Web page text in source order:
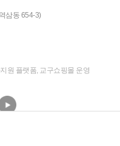
삼동 654-3)
원 플랫폼, 교구쇼핑몰 운영